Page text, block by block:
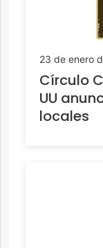
23 de enero
Círculo
UU
locales